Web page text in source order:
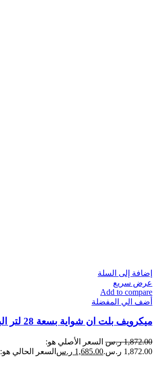
إضافة إلى السلة
عرض سريع
Add to compare
أضف الي المفضلة
ميكرويف بلت ان شواية بسعة 28 لتر البا
1,872.00 ر.س السعر الأصلي هو:
1,872.00 ر.س.
1,685.00 ر.س السعر الحالي هو: 1,685.00 ر.س.